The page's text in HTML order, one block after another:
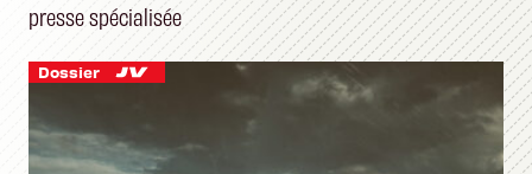
presse spécialisée
Dossier